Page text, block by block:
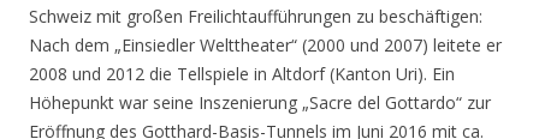
Schweiz mit großen Freilichtaufführungen zu beschäftigen:
Nach dem „Einsiedler Welttheater“ (2000 und 2007) leitete er
2008 und 2012 die Tellspiele in Altdorf (Kanton Uri). Ein
Höhepunkt war seine Inszenierung „Sacre del Gottardo“ zur
Eröffnung des Gotthard-Basis-Tunnels im Juni 2016 mit ca.